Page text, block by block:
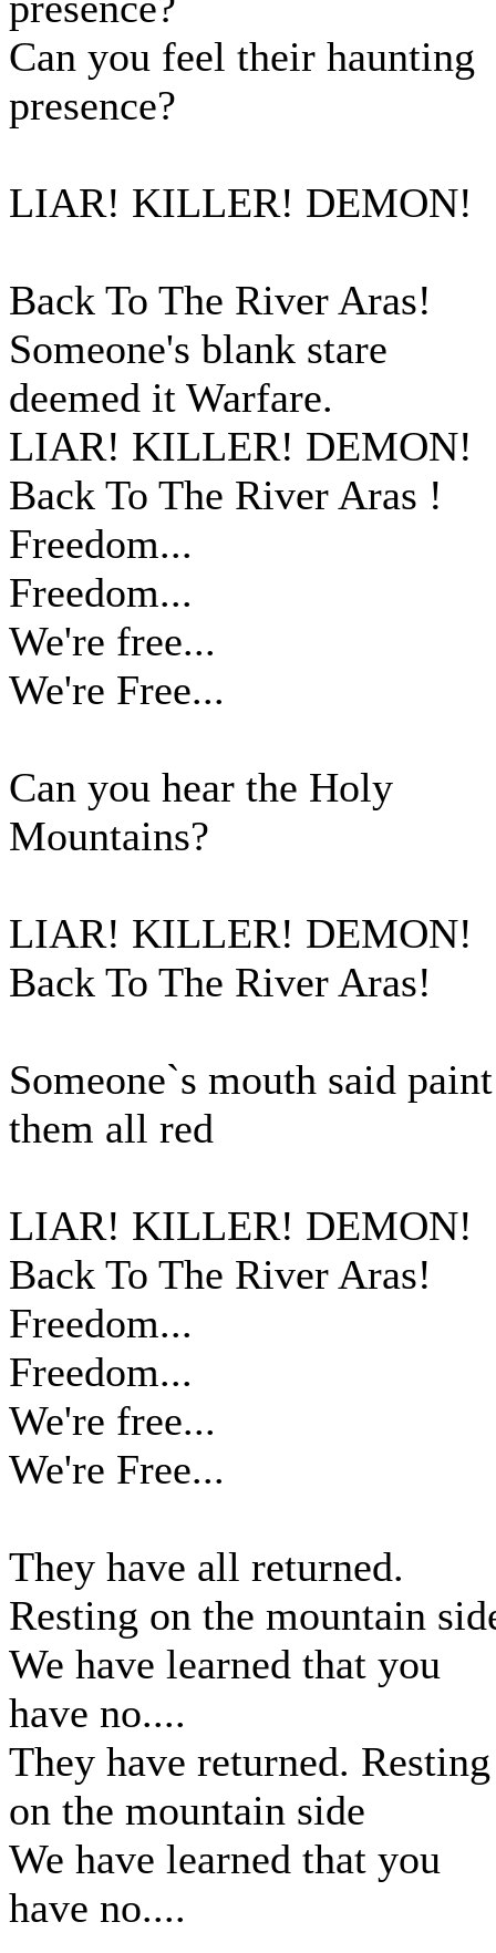
Can you feel their haunting
presence?
LIAR! KILLER! DEMON!
Back To The River Aras!
Someone's blank stare
deemed it Warfare.
LIAR! KILLER! DEMON!
Back To The River Aras !
Freedom...
Freedom...
We're free...
We're Free...
Can you hear the Holy
Mountains?
LIAR! KILLER! DEMON!
Back To The River Aras!
Someone`s mouth said paint
them all red
LIAR! KILLER! DEMON!
Back To The River Aras!
Freedom...
Freedom...
We're free...
We're Free...
They have all returned.
Resting on the mountain
We have learned that you
have no....
They have returned. Resting
on the mountain side
We have learned that you
have no....